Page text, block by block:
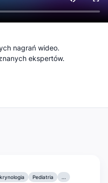
nagrań wideo.
ekspertów.
Pediatria ...